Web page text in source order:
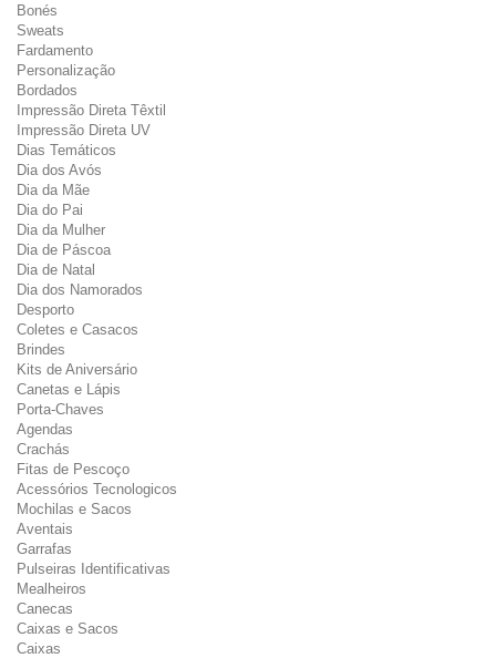
Bonés
Sweats
Fardamento
Personalização
Bordados
Impressão Direta Têxtil
Impressão Direta UV
Dias Temáticos
Dia dos Avós
Dia da Mãe
Dia do Pai
Dia da Mulher
Dia de Páscoa
Dia de Natal
Dia dos Namorados
Desporto
Coletes e Casacos
Brindes
Kits de Aniversário
Canetas e Lápis
Porta-Chaves
Agendas
Crachás
Fitas de Pescoço
Acessórios Tecnologicos
Mochilas e Sacos
Aventais
Garrafas
Pulseiras Identificativas
Mealheiros
Canecas
Caixas e Sacos
Caixas